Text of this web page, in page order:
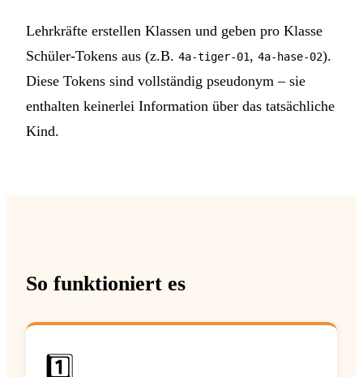
Lehrkräfte erstellen Klassen und geben pro Klasse
Schüler-Tokens aus (z.B. 4a-tiger-01, 4a-hase-02).
Diese Tokens sind vollständig pseudonym – sie
enthalten keinerlei Information über das tatsächliche
Kind.
So funktioniert es
1️⃣